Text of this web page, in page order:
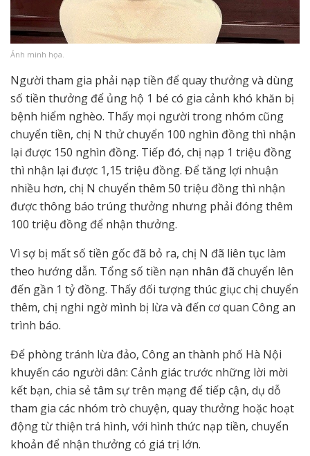
Ảnh minh họa.
Người tham gia phải nạp tiền để quay thưởng và dùng
số tiền thưởng để ủng hộ 1 bé có gia cảnh khó khăn bị
bệnh hiểm nghèo. Thấy mọi người trong nhóm cũng
chuyển tiền, chị N thử chuyển 100 nghìn đồng thì nhận
lại được 150 nghìn đồng. Tiếp đó, chị nạp 1 triệu đồng
thì nhận lại được 1,15 triệu đồng. Để tăng lợi nhuận
nhiều hơn, chị N chuyển thêm 50 triệu đồng thì nhận
được thông báo trúng thưởng nhưng phải đóng thêm
100 triệu đồng để nhận thưởng.
Vì sợ bị mất số tiền gốc đã bỏ ra, chị N đã liên tục làm
theo hướng dẫn. Tổng số tiền nạn nhân đã chuyển lên
đến gần 1 tỷ đồng. Thấy đối tượng thúc giục chị chuyển
thêm, chị nghi ngờ mình bị lừa và đến cơ quan Công an
trình báo.
Để phòng tránh lừa đảo, Công an thành phố Hà Nội
khuyến cáo người dân: Cảnh giác trước những lời mời
kết bạn, chia sẻ tâm sự trên mạng để tiếp cận, dụ dỗ
tham gia các nhóm trò chuyện, quay thưởng hoặc hoạt
động từ thiện trá hình, với hình thức nạp tiền, chuyển
khoản để nhận thưởng có giá trị lớn.